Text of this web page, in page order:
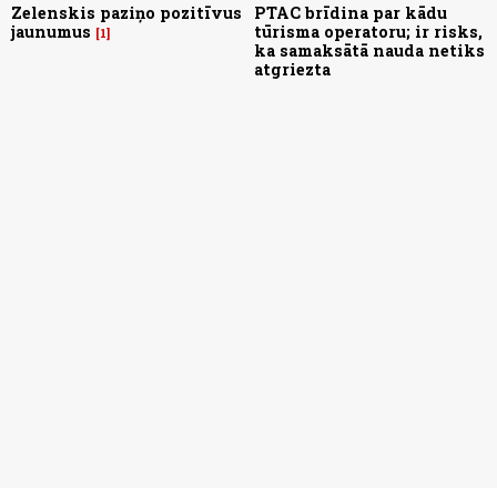
Zelenskis paziņo pozitīvus
jaunumus
1
PTAC brīdina par kādu
tūrisma operatoru; ir risks,
ka samaksātā nauda netiks
atgriezta